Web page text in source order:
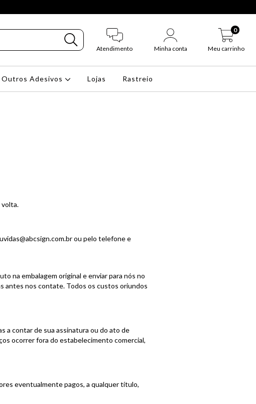
Atendimento Minha conta Meu carrinho
0
Outros Adesivos Lojas Rastreio
volta.
ou pelo telefone e
na embalagem original e enviar para nós no
antes nos contate. Todos os custos oriundos
a contar de sua assinatura ou do ato de
ocorrer fora do estabelecimento comercial,
eventualmente pagos, a qualquer título,